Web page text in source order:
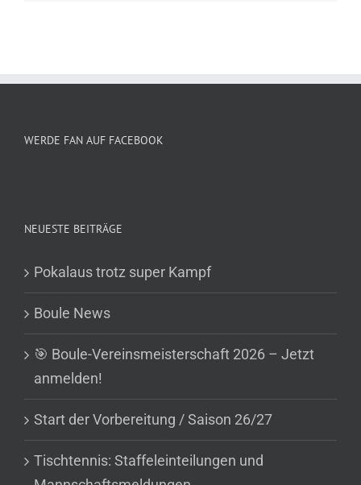
WERDE FAN AUF FACEBOOK
NEUESTE BEITRÄGE
Pokalaus trotz super Kampf
Boule News
🎯 Boule-Vereinsmeisterschaft 2026 – Jetzt
anmelden!
Start der Vorbereitung / Saison 26/27
Tischtennis: Staffeleinteilungen und